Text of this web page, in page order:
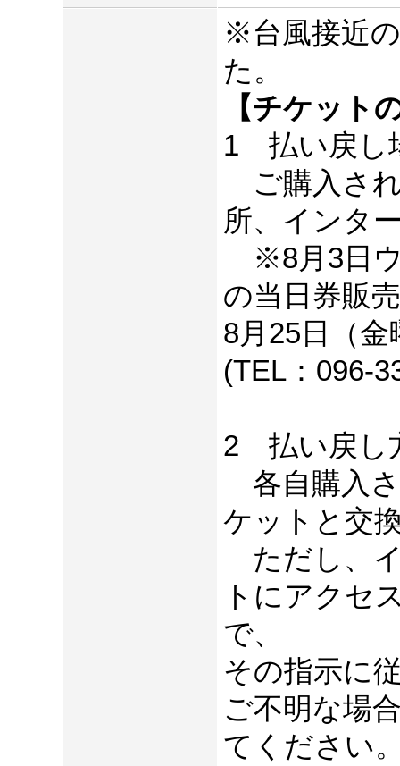
※台風接近
た。
【チケット
1 払い戻し
ご購入さ
所、インタ
※8月3日ウ
の当日券販
8月25日（
(TEL：096-
2 払い戻し
各自購入
ケットと交
ただし、
トにアクセ
で、
その指示に
ご不明な場
てください